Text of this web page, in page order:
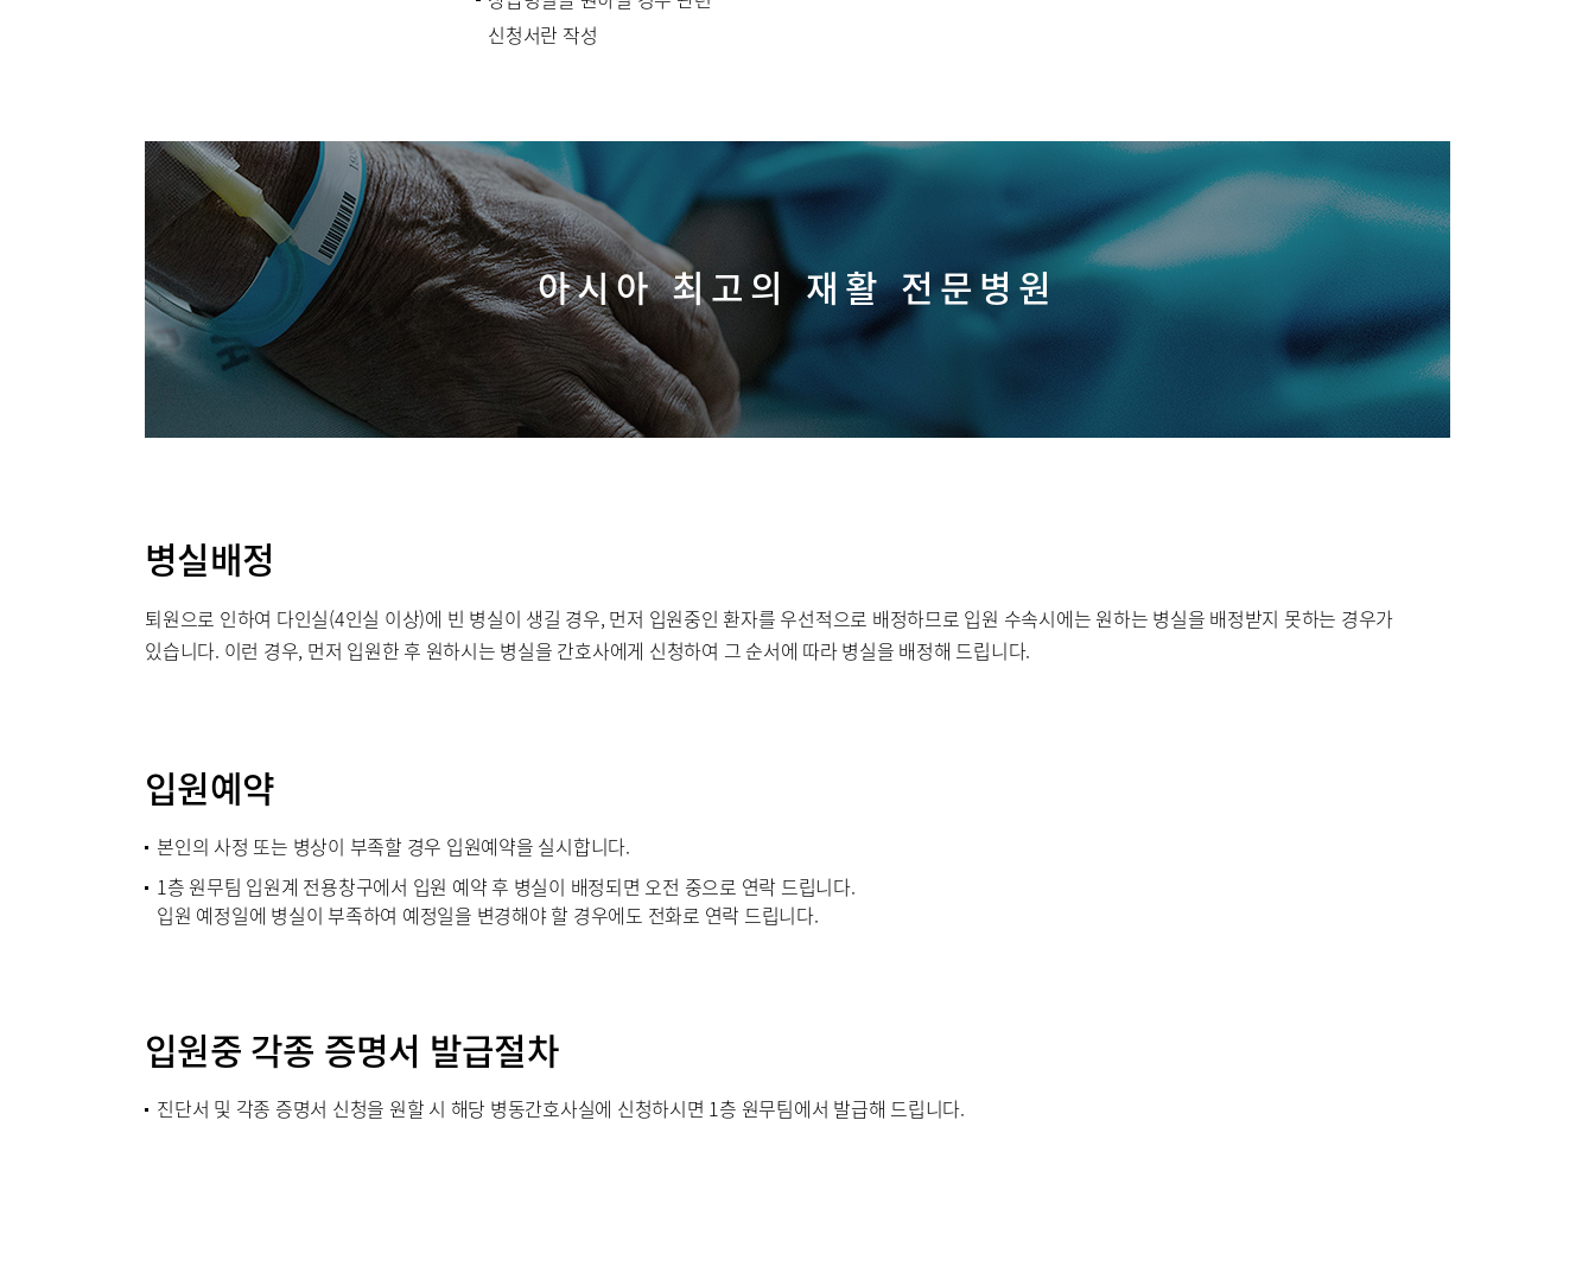
신청서란 작성
아시아 최고의 재활 전문병원
병실배정
퇴원으로 인하여 다인실(4인실 이상)에 빈 병실이 생길 경우, 먼저 입원중인 환자를 우선적으로 배정하므로 입원 수속시에는 원하는 병실을 배정받지 못하는 경우가
있습니다. 이런 경우, 먼저 입원한 후 원하시는 병실을 간호사에게 신청하여 그 순서에 따라 병실을 배정해 드립니다.
입원예약
본인의 사정 또는 병상이 부족할 경우 입원예약을 실시합니다.
1층 원무팀 입원계 전용창구에서 입원 예약 후 병실이 배정되면 오전 중으로 연락 드립니다.
입원 예정일에 병실이 부족하여 예정일을 변경해야 할 경우에도 전화로 연락 드립니다.
입원중 각종 증명서 발급절차
진단서 및 각종 증명서 신청을 원할 시 해당 병동간호사실에 신청하시면 1층 원무팀에서 발급해 드립니다.
고객의소리 부민그룹소개 부민그룹소식 매거진:BLOG
부민병원 40주년 역사관